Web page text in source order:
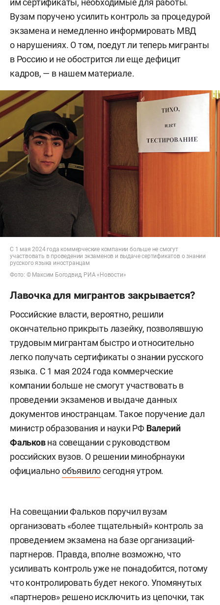
им сертификаты, необходимые для работы.
Вузам поручено усилить контроль за процедурой
экзамена и немедленно информировать МВД
о нарушениях. О том, поедут ли теперь мигранты
в Россию и не обострится ли еще дефицит
кадров, — в нашем материале.
С 1 мая 2024 года коммерческие компании больше не смогут
участвовать в проведении экзаменов и выдаче сертификатов о знании
русского языка иностранцам
Фото: © Максим Богодвид, РИА «Новости»
Лавочка для мигрантов закрывается?
Российские власти, вероятно, решили
окончательно прикрыть лазейку, позволявшую
трудовым мигрантам быстро и относительно
легко получать сертификаты о знании русского
языка. С 1 мая 2024 года коммерческие
компании больше не смогут участвовать в
проведении экзаменов и выдаче данных
документов иностранцам. Такое поручение дал
министр образования и науки РФ Валерий
Фальковна совещании с руководством
российских вузов. О решении минобрнауки
официальнообъявилосегодня утром.
На совещании Фальков поручил вузам
организовать «более тщательный» контроль за
проведением экзамена на базе организаций-
партнеров. Правда, вполне возможно, что
усиливать контроль уже не понадобится, потому
что контролировать будет некого. Упомянутых
«партнеров» решено исключить из цепочки, так